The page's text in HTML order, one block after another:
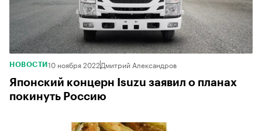
НОВОСТИ 10 ноября 2022Дмитрий Александров
Японский концерн Isuzu заявил о планах
покинуть Россию